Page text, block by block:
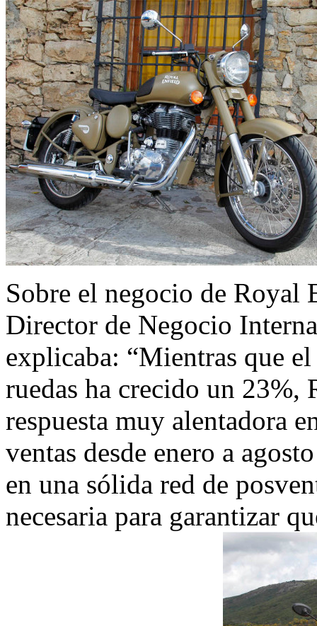
Sobre el negocio de Royal
Director de Negocio
explicaba: “Mientras que
ruedas ha crecido un
respuesta muy alentadora
ventas desde enero a
en una sólida red de
necesaria para garantizar